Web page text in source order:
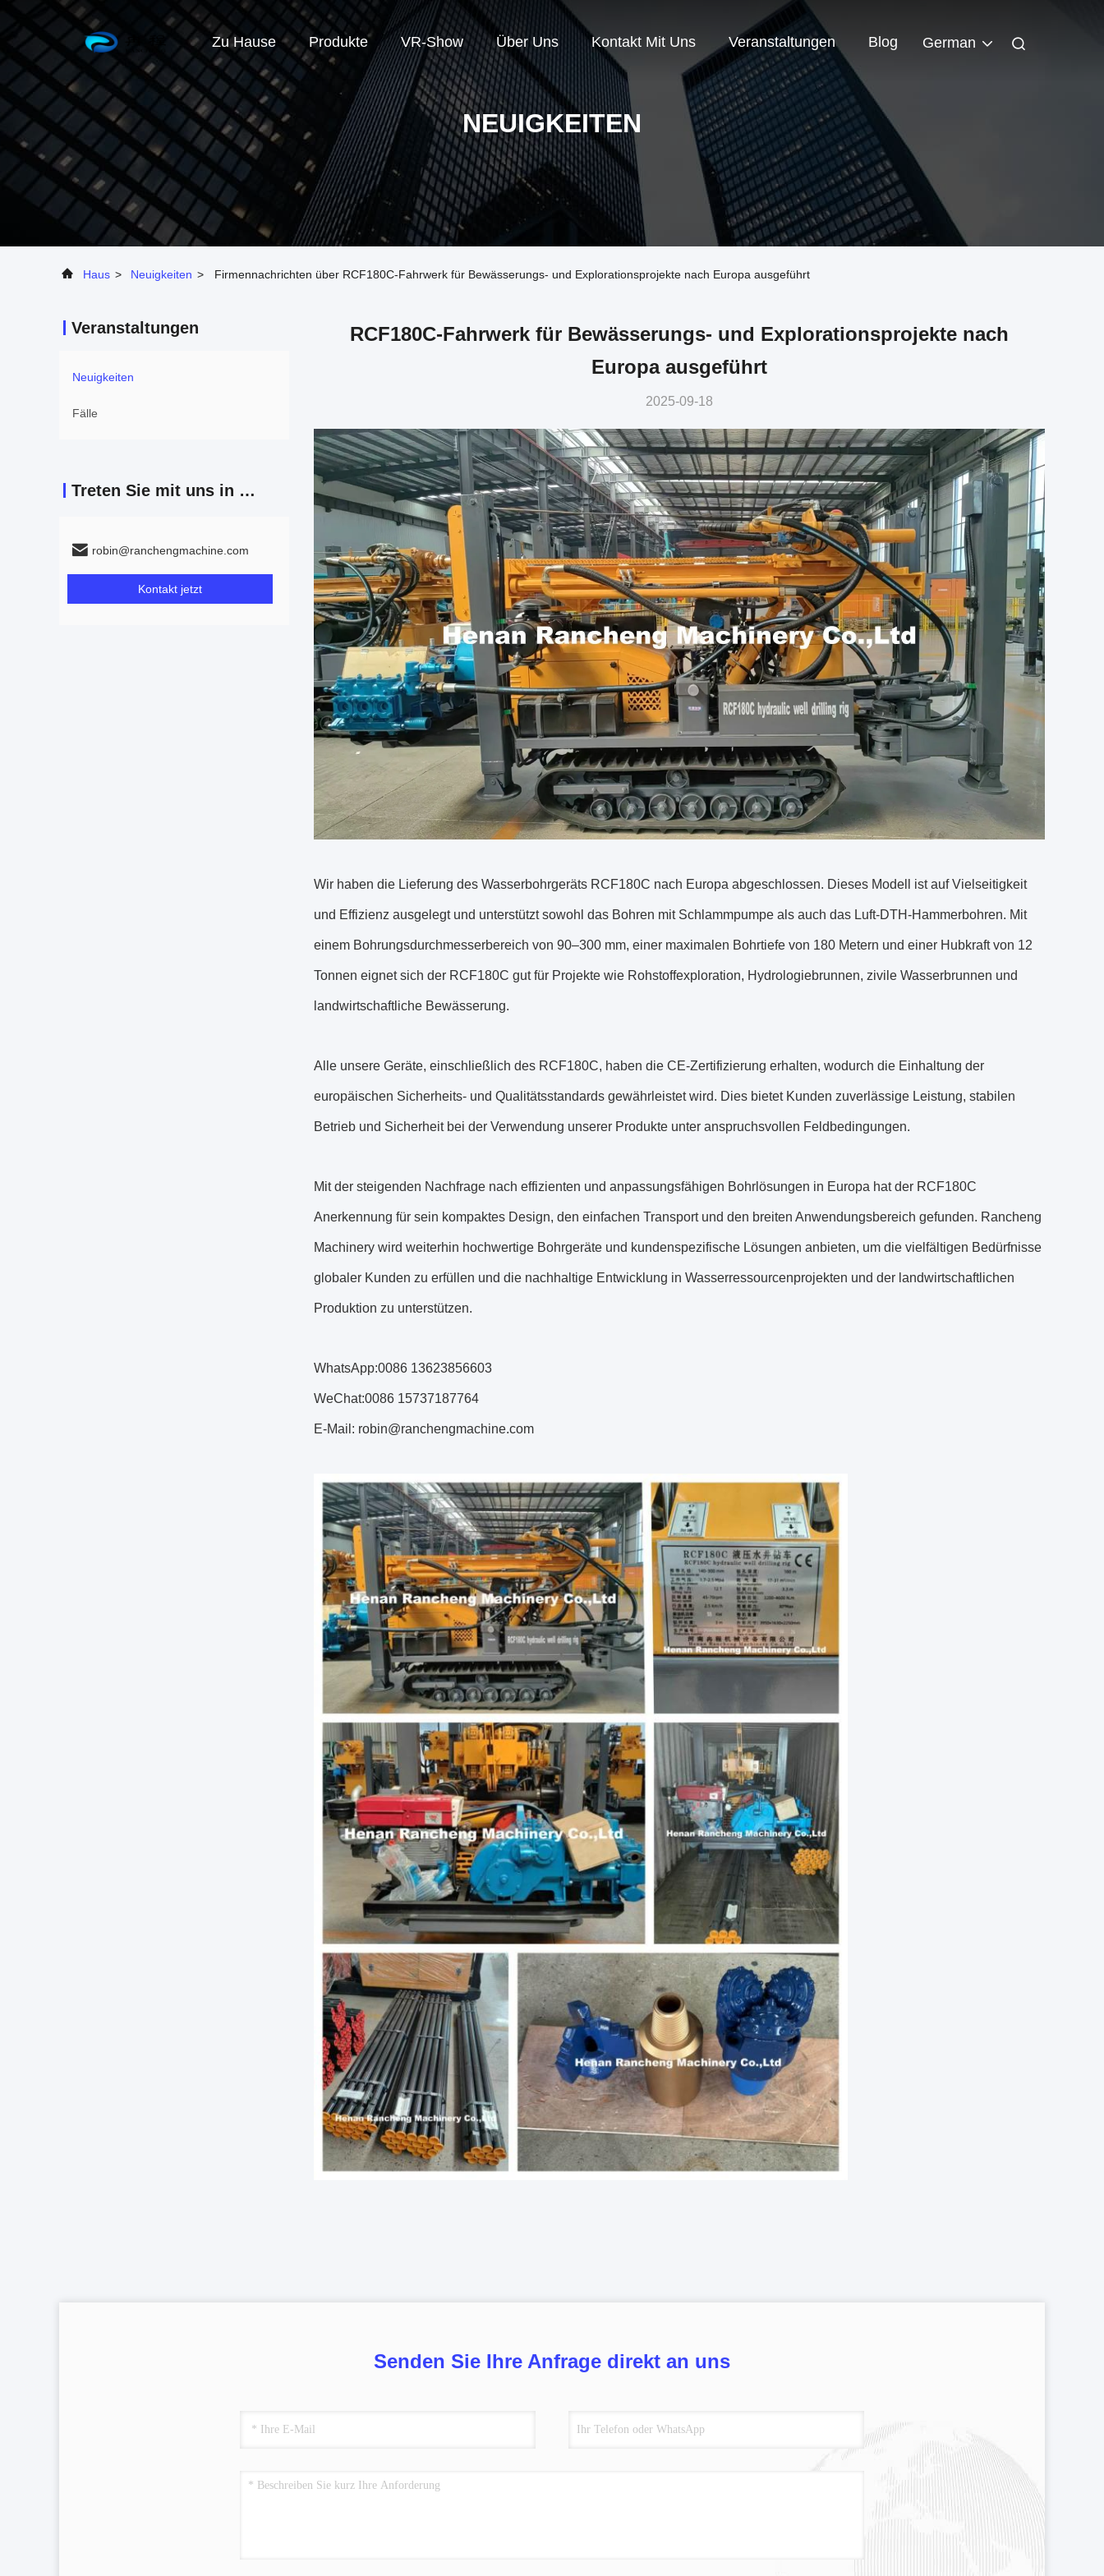
Zu Hause Produkte VR-Show Über Uns Kontakt Mit Uns Veranstaltungen Blog German
NEUIGKEITEN
Haus > Neuigkeiten > Firmennachrichten über RCF180C-Fahrwerk für Bewässerungs- und Explorationsprojekte nach Europa ausgeführt
Veranstaltungen
Neuigkeiten
Fälle
Treten Sie mit uns in Verbindung
robin@ranchengmachine.com
Kontakt jetzt
RCF180C-Fahrwerk für Bewässerungs- und Explorationsprojekte nach
Europa ausgeführt
2025-09-18
Wir haben die Lieferung des Wasserbohrgeräts RCF180C nach Europa abgeschlossen. Dieses Modell ist auf Vielseitigkeit
und Effizienz ausgelegt und unterstützt sowohl das Bohren mit Schlammpumpe als auch das Luft-DTH-Hammerbohren. Mit
einem Bohrungsdurchmesserbereich von 90–300 mm, einer maximalen Bohrtiefe von 180 Metern und einer Hubkraft von 12
Tonnen eignet sich der RCF180C gut für Projekte wie Rohstoffexploration, Hydrologiebrunnen, zivile Wasserbrunnen und
landwirtschaftliche Bewässerung.
Alle unsere Geräte, einschließlich des RCF180C, haben die CE-Zertifizierung erhalten, wodurch die Einhaltung der
europäischen Sicherheits- und Qualitätsstandards gewährleistet wird. Dies bietet Kunden zuverlässige Leistung, stabilen
Betrieb und Sicherheit bei der Verwendung unserer Produkte unter anspruchsvollen Feldbedingungen.
Mit der steigenden Nachfrage nach effizienten und anpassungsfähigen Bohrlösungen in Europa hat der RCF180C
Anerkennung für sein kompaktes Design, den einfachen Transport und den breiten Anwendungsbereich gefunden. Rancheng
Machinery wird weiterhin hochwertige Bohrgeräte und kundenspezifische Lösungen anbieten, um die vielfältigen Bedürfnisse
globaler Kunden zu erfüllen und die nachhaltige Entwicklung in Wasserressourcenprojekten und der landwirtschaftlichen
Produktion zu unterstützen.
WhatsApp:0086 13623856603
WeChat:0086 15737187764
E-Mail: robin@ranchengmachine.com
Senden Sie Ihre Anfrage direkt an uns